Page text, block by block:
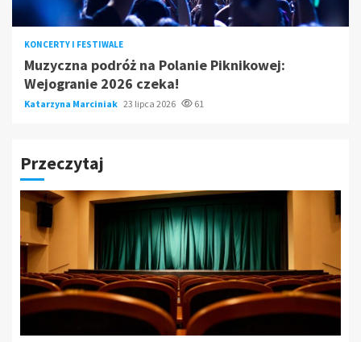
KONCERTY I FESTIWALE
Muzyczna podróż na Polanie Piknikowej:
Wejogranie 2026 czeka!
Katarzyna Marciniak 23 lipca 2026 61
Przeczytaj